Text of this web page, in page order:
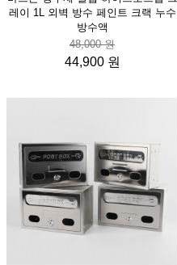
레이 1L 외벽 방수 페인트 크랙 누수
방수액
48,000 원
44,900 원